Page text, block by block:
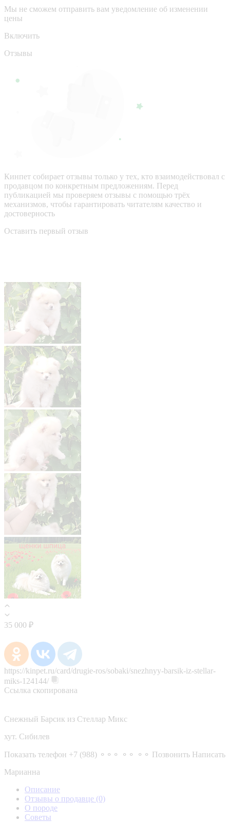
Мы не сможем отправить вам уведомление об изменении
цены
Включить
Отзывы
Кинпет собирает отзывы только у тех, кто взаимодействовал с
продавцом по конкретным предложениям. Перед
публикацией мы проверяем отзывы с помощью трёх
механизмов, чтобы гарантировать читателям качество и
достоверность
Оставить первый отзыв
35 000 ₽
https://kinpet.ru/card/drugie-ros/sobaki/snezhnyy-barsik-iz-stellar-
miks-124144/
Ссылка скопирована
Снежный Барсик из Стеллар Микс
хут. Сибилев
Показать телефон +7 (988) ⚬⚬⚬ ⚬⚬ ⚬⚬ Позвонить Написать
Марианна
Описание
Отзывы о продавце (0)
О породе
Советы